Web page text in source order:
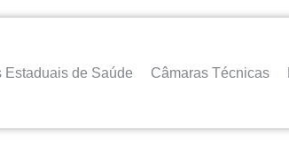
Estaduais de Saúde Câmaras Técnicas